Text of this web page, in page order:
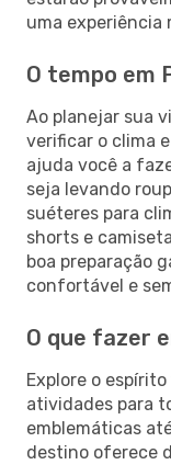
uma experiência
O tempo em
Ao planejar sua
verificar o clima
ajuda você a
seja levando
suéteres para
shorts e
boa preparação
confortável e
O que fazer
Explore o
atividades para
emblemáticas
destino oferece